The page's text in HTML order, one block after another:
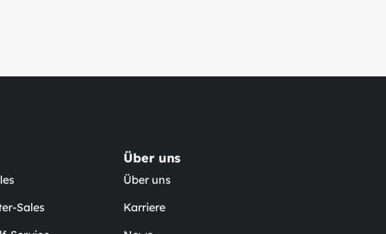
Sales
Über uns
Über uns
Karriere